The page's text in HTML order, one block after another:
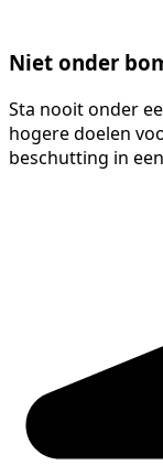
Niet onder
Sta nooit onder
hogere doelen
beschutting in